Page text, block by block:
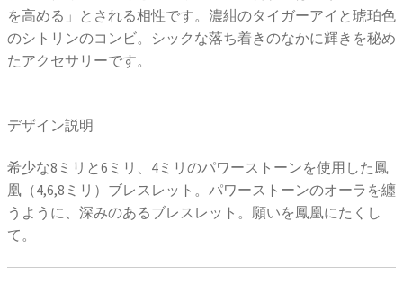
を高める」とされる相性です。濃紺のタイガーアイと琥珀色
のシトリンのコンビ。シックな落ち着きのなかに輝きを秘め
たアクセサリーです。
デザイン説明
希少な8ミリと6ミリ、4ミリのパワーストーンを使用した鳳
凰（4,6,8ミリ）ブレスレット。パワーストーンのオーラを纏
うように、深みのあるブレスレット。願いを鳳凰にたくし
て。